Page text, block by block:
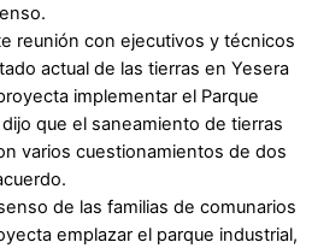
reunión con ejecutivos y técnicos
actual de las tierras en Yesera
implementar el Parque
que el saneamiento de tierras
varios cuestionamientos de dos
de las familias de comunarios
emplazar el parque industrial,